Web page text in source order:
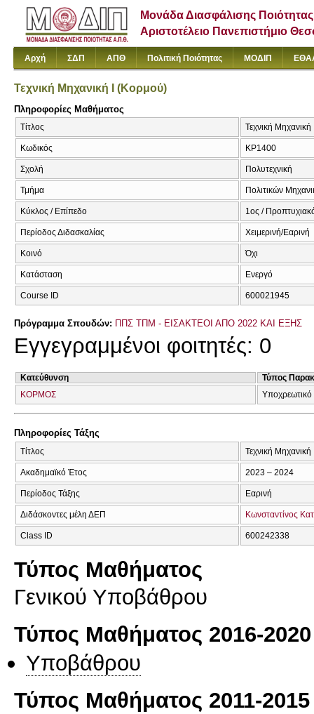
Μονάδα Διασφάλισης Ποιότητας
Αριστοτέλειο Πανεπιστήμιο
Αρχή ΣΔΠ ΑΠΘ Πολιτική Ποιότητας ΜΟΔΙΠ
Τεχνική Μηχανική Ι (Κορμού)
Πληροφορίες Μαθήματος
Τίτλος Τεχνική
Κωδικός ΚΡ1400
Σχολή Πολυτεχνική
Τμήμα Πολιτικών
Κύκλος / Επίπεδο 1ος /
Περίοδος Διδασκαλίας Χειμερινή/Εαρινή
Κοινό Όχι
Κατάσταση Ενεργό
Course ID 600021945
Πρόγραμμα Σπουδών: ΠΠΣ ΤΠΜ - ΕΙΣΑΚΤΕΟΙ ΑΠΟ 2022 ΚΑΙ ΕΞΗΣ
Εγγεγραμμένοι φοιτητές: 0
Κατεύθυνση
Τύπος
ΚΟΡΜΟΣ
Υποχρεωτικό
Πληροφορίες Τάξης
Τίτλος Τεχνική
Ακαδημαϊκό Έτος 2023 – 2024
Περίοδος Τάξης Εαρινή
Διδάσκοντες μέλη ΔΕΠ Κωνσταντίνος
Class ID 600242338
Τύπος Μαθήματος
Γενικού Υποβάθρου
Τύπος Μαθήματος 2016-2020
Υποβάθρου
Τύπος Μαθήματος 2011-2015